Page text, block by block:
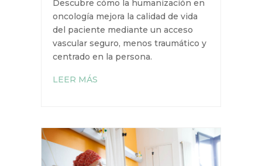
porLaura Andújar| 29 Ene 2026
Descubre cómo la humanización
en oncología mejora la calidad de
vida del paciente mediante un
acceso vascular seguro, menos
traumático y centrado en la